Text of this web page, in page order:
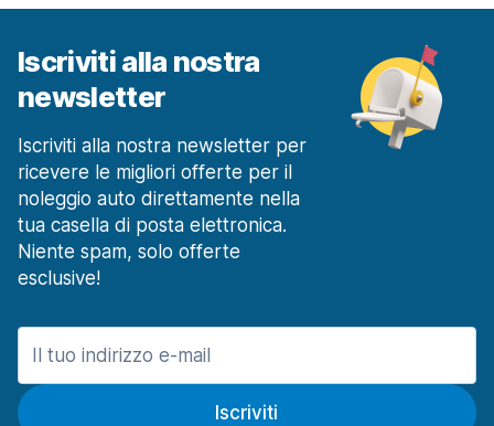
Iscriviti alla nostra
newsletter
Iscriviti alla nostra newsletter per
ricevere le migliori offerte per il
noleggio auto direttamente nella
tua casella di posta elettronica.
Niente spam, solo offerte
esclusive!
Iscriviti